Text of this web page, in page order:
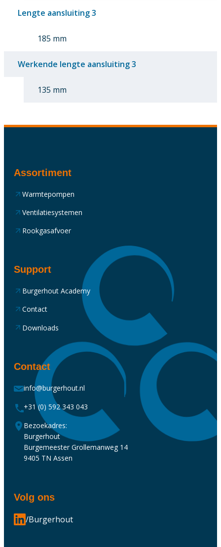
Lengte aansluiting 3
185 mm
Werkende lengte aansluiting 3
135 mm
Assortiment
Warmtepompen
Ventilatiesystemen
Rookgasafvoer
Support
Burgerhout Academy
Contact
Downloads
Contact
info@burgerhout.nl
+31 (0) 592 343 043
Bezoekadres:
Burgerhout
Burgemeester Grollemanweg 14
9405 TN Assen
Volg ons
/Burgerhout